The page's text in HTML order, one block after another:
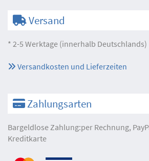
Versand
* 2-5 Werktage (innerhalb Deutschlands)
Versandkosten und Lieferzeiten
Zahlungsarten
Bargeldlose Zahlung:per Rechnung,
Kreditkarte